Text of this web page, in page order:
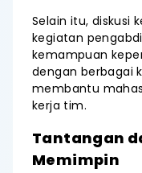
Selain itu, diskusi
kegiatan
kemampuan
dengan berbagai
membantu
kerja tim.
Tantangan
Memimpin